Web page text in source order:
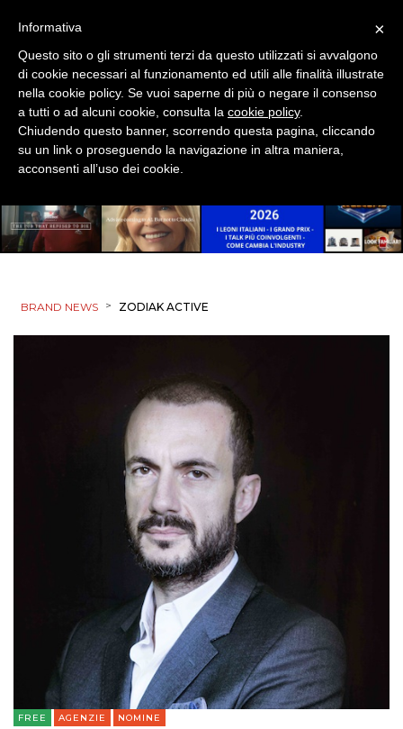
BRAND NEWS > ZODIAK ACTIVE
FREE AGENZIE NOMINE
×
Informativa
Questo sito o gli strumenti terzi da questo utilizzati si avvalgono
di cookie necessari al funzionamento ed utili alle finalità illustrate
nella cookie policy. Se vuoi saperne di più o negare il consenso
a tutti o ad alcuni cookie, consulta la cookie policy.
Chiudendo questo banner, scorrendo questa pagina, cliccando
su un link o proseguendo la navigazione in altra maniera,
acconsenti all’uso dei cookie.